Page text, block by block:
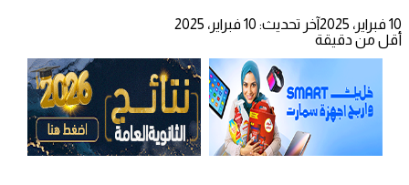
10 فبراير، 2025
آخر تحديث: 10 فبراير، 2025
أقل من دقيقة